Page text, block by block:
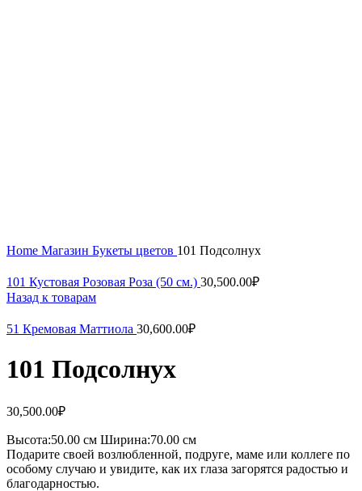
Home Магазин Букеты цветов 101 Подсолнух
101 Кустовая Розовая Роза (50 см.) 30,500.00₽
Назад к товарам
51 Кремовая Маттиола 30,600.00₽
101 Подсолнух
30,500.00₽
Высота:50.00 см Ширина:70.00 см
Подарите своей возлюбленной, подруге, маме или коллеге по
особому случаю и увидите, как их глаза загорятся радостью и
благодарностью.